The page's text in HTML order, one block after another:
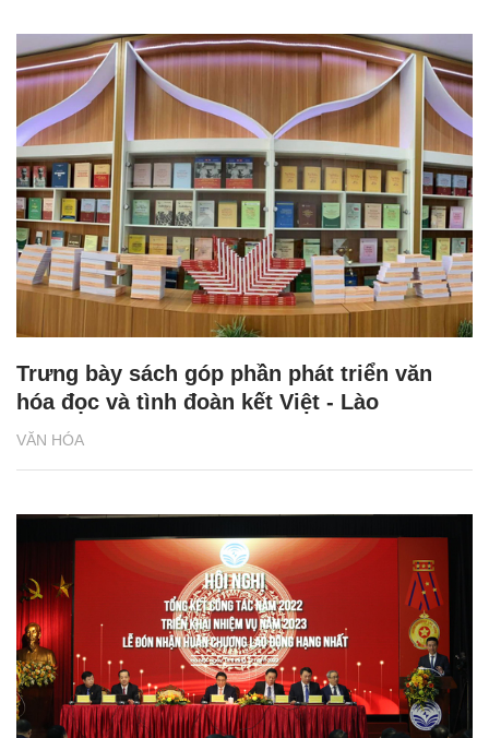
VĂN HÓA
Trưng bày sách góp phần phát triển văn
hóa đọc và tình đoàn kết Việt - Lào